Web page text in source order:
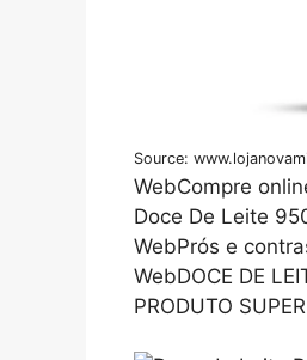
Source:
WebCompre
Doce De Leite
WebPrós e
WebDOCE DE
PRODUTO